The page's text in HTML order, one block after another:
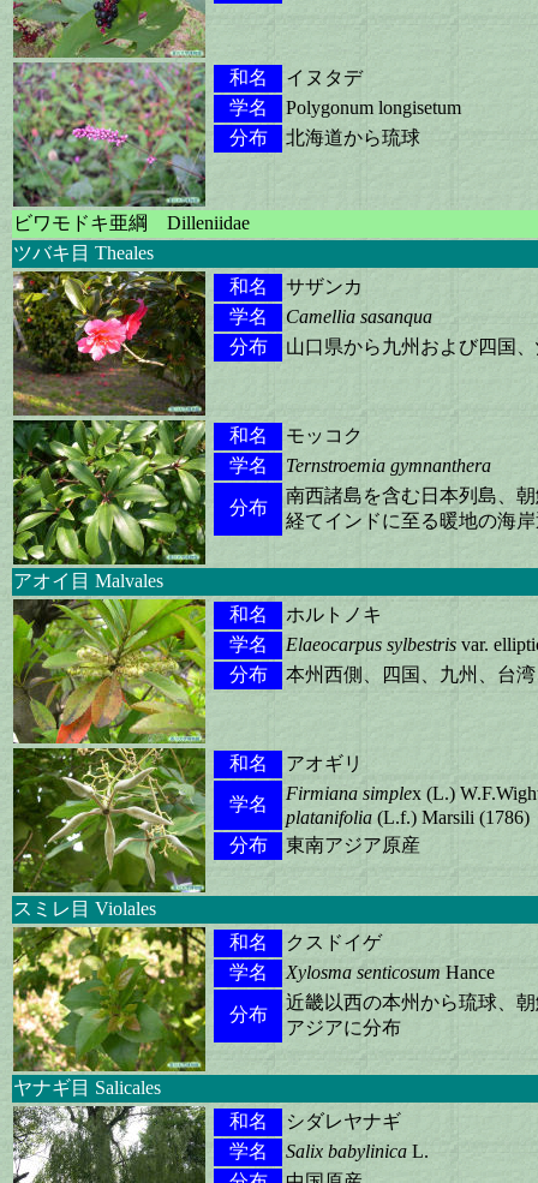
和名
イヌタデ
学名
Polygonum longisetum
分布
北海道から琉球
ビワモドキ亜綱 Dilleniidae
ツバキ目 Theales
和名
サザンカ
学名
Camellia sasanqua
分布
山口県から九州および四国
和名
モッコク
学名
Ternstroemia gymnanthera
分布
南西諸島を含む日本列島、
経てインドに至る暖地の海
アオイ目 Malvales
和名
ホルトノキ
学名
Elaeocarpus sylbestris var.
分布
本州西側、四国、九州、台
和名
アオギリ
学名
Firmiana simplex (L.)
platanifolia (L.f.) Marsili (1786)
分布
東南アジア原産
スミレ目 Violales
和名
クスドイゲ
学名
Xylosma senticosum Hance
分布
近畿以西の本州から琉球、
アジアに分布
ヤナギ目 Salicales
和名
シダレヤナギ
学名
Salix babylinica L.